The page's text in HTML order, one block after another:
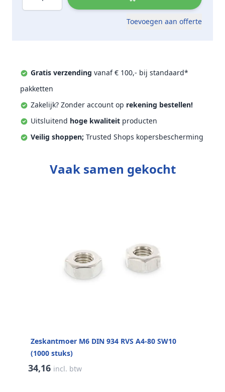
Toevoegen aan offerte
Gratis verzending vanaf € 100,- bij standaard*
pakketten
Zakelijk? Zonder account op rekening bestellen!
Uitsluitend hoge kwaliteit producten
Veilig shoppen; Trusted Shops kopersbescherming
Vaak samen gekocht
Zeskantmoer M6 DIN 934 RVS A4-80 SW10
(1000 stuks)
34,16 incl. btw